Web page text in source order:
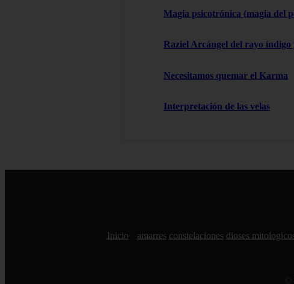
Magia psicotrónica (magia del
Raziel Arcángel del rayo índigo
Necesitamos quemar el Karma
Interpretación de las velas
Inicio amarres constelaciones dioses
©